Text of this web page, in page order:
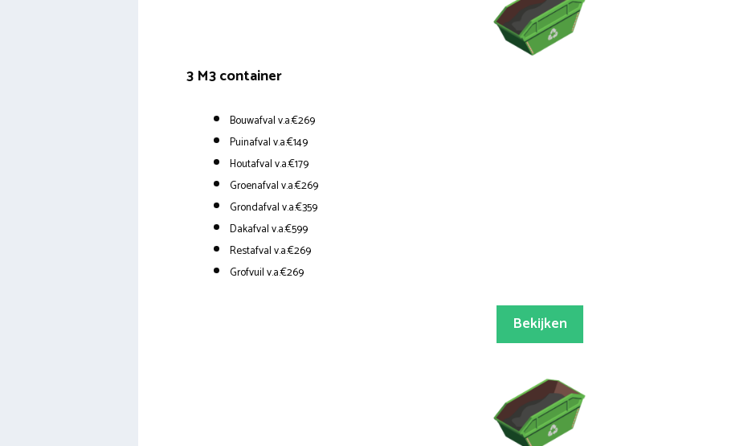
3 M3 container
Bouwafval v.a.€269
Puinafval v.a.€149
Houtafval v.a.€179
Groenafval v.a.€269
Grondafval v.a.€359
Dakafval v.a.€599
Restafval v.a.€269
Grofvuil v.a.€269
Bekijken